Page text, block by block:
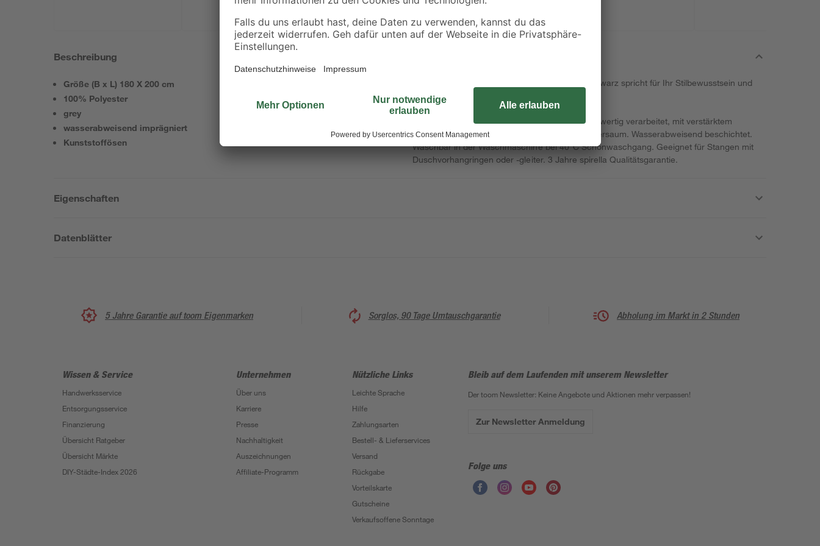
Beschreibung
Größe (B x L) 180 X 200 cm
100% Polyester
grey
wasserabweisend imprägniert
Kunststoffösen
Das moderne, plakative Design in Grau und Schwarz spricht für Ihr Stilbewusstsein und
verleitet zum Wohlfühlen!
Pflegeleichtes textiles Gewebe, besonders hochwertig verarbeitet, mit verstärktem
Ösenband, soliden Ösen und beschwertem Untersaum. Wasserabweisend beschichtet.
Waschbar in der Waschmaschine bei 40°C Schonwaschgang. Geeignet für Stangen mit
Duschvorhangringen oder -gleiter. 3 Jahre spirella Qualitätsgarantie.
Eigenschaften
Datenblätter
5 Jahre Garantie auf toom Eigenmarken Sorglos, 90 Tage Umtauschgarantie Abholung im Markt in 2 Stunden
Wissen & Service
Handwerksservice
Entsorgungsservice
Finanzierung
Übersicht Ratgeber
Übersicht Märkte
DIY-Städte-Index 2026
Unternehmen
Über uns
Karriere
Presse
Nachhaltigkeit
Auszeichnungen
Affiliate-Programm
Nützliche Links
Leichte Sprache
Hilfe
Zahlungsarten
Bestell- & Lieferservices
Versand
Rückgabe
Vorteilskarte
Gutscheine
Verkaufsoffene Sonntage
Bleib auf dem Laufenden mit unserem Newsletter
Der toom Newsletter: Keine Angebote und Aktionen mehr verpassen!
Zur Newsletter Anmeldung
Folge uns